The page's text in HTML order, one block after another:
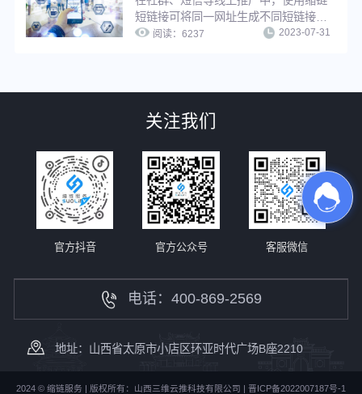
短链接可将同一网址生成不同短链接，
用于不同渠道、不同客户群、以及不同
阅读：6237 2023-07-31
关注我们
官方抖音 官方公众号 客服微信
电话：400-869-2569
地址：山西省太原市小店区环亚时代广场B座2210
2024 © 缩链服务 | 版权所有：山西三维云推科技有限公司 | 晋ICP备2022007187号-1